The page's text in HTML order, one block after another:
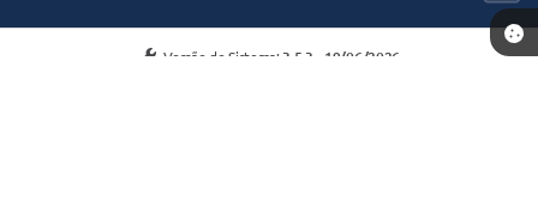
Versão do Sistema: 3.5.3 - 19/06/2026